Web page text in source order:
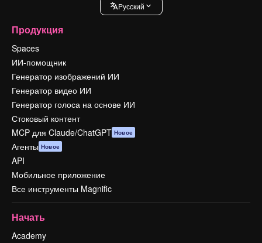
Pусский
Продукция
Spaces
ИИ-помощник
Генератор изображений ИИ
Генератор видео ИИ
Генератор голоса на основе ИИ
Стоковый контент
MCP для Claude/ChatGPT Новое
Агенты Новое
API
Мобильное приложение
Все инструменты Magnific
Начать
Academy